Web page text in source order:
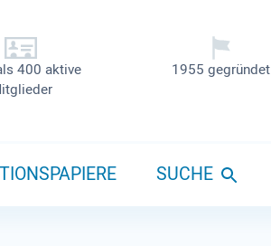
400 aktive
1955 gegründet
SUCHE